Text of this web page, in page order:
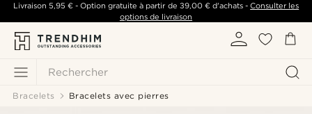
Rechercher
Livraison 5,95 €- Option gratuite à partir de 39,00 €d'achats -Consulter les
options de livraison
Bracelets Bracelets avec pierres